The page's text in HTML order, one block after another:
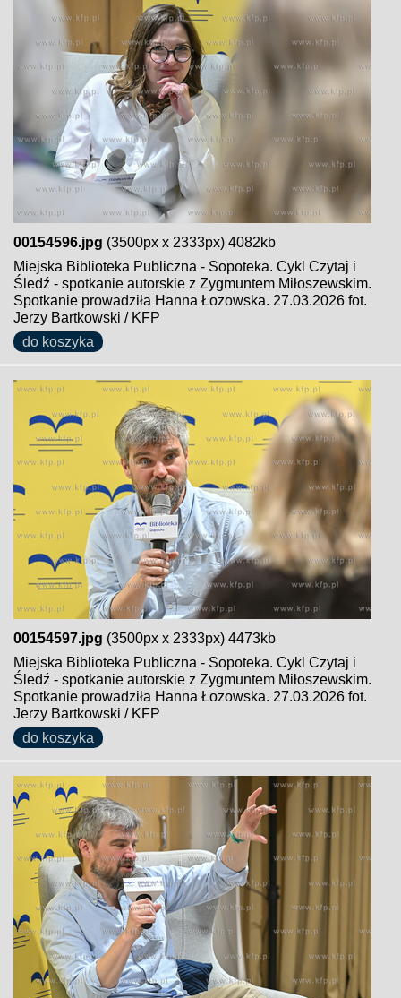
00154596.jpg (3500px x 2333px) 4082kb
Miejska Biblioteka Publiczna - Sopoteka. Cykl Czytaj i
Śledź - spotkanie autorskie z Zygmuntem Miłoszewskim.
Spotkanie prowadziła Hanna Łozowska. 27.03.2026 fot.
Jerzy Bartkowski / KFP
do koszyka
00154597.jpg (3500px x 2333px) 4473kb
Miejska Biblioteka Publiczna - Sopoteka. Cykl Czytaj i
Śledź - spotkanie autorskie z Zygmuntem Miłoszewskim.
Spotkanie prowadziła Hanna Łozowska. 27.03.2026 fot.
Jerzy Bartkowski / KFP
do koszyka